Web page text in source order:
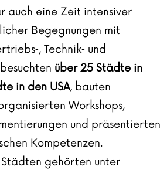
auch eine Zeit intensiver
Begegnungen mit
Technik‑ und
über 25 Städte in
in den USA, bauten
Workshops,
und präsentierten
Kompetenzen.
gehörten unter